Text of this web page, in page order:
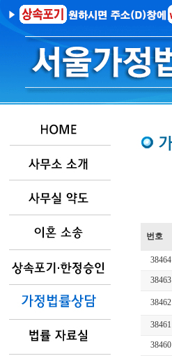
번호
38464
38463
38462
38461
38460